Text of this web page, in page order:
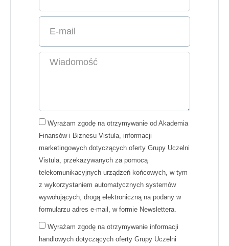
Wyrażam zgodę na otrzymywanie od Akademia
Finansów i Biznesu Vistula, informacji
marketingowych dotyczących oferty Grupy Uczelni
Vistula, przekazywanych za pomocą
telekomunikacyjnych urządzeń końcowych, w tym
z wykorzystaniem automatycznych systemów
wywołujących, drogą elektroniczną na podany w
formularzu adres e-mail, w formie Newslettera.
Wyrażam zgodę na otrzymywanie informacji
handlowych dotyczących oferty Grupy Uczelni